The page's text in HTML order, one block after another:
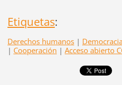
Etiquetas:
Derechos humanos |
| Cooperación | Acceso abierto